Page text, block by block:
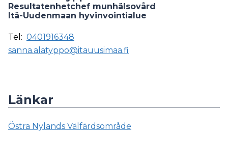
Resultatenhetchef munhälsovård
Itä-Uudenmaan hyvinvointialue
Tel: 0401916348
sanna.alatyppo@itauusimaa.fi
Länkar
Östra Nylands Välfärdsområde